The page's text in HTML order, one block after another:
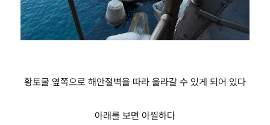
황토굴 옆쪽으로 해안절벽을 따라 올라갈 수 있게 되어 있다
아래를 보면 아찔하다